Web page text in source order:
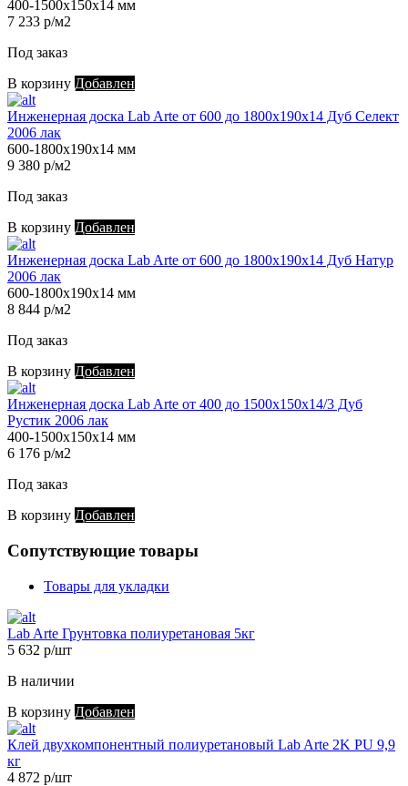
400-1500х150х14 мм
7 233 р/м2
Под заказ
В корзину Добавлен
Инженерная доска Lab Arte от 600 до 1800х190х14 Дуб Селект
2006 лак
600-1800х190х14 мм
9 380 р/м2
Под заказ
В корзину Добавлен
Инженерная доска Lab Arte от 600 до 1800х190х14 Дуб Натур
2006 лак
600-1800х190х14 мм
8 844 р/м2
Под заказ
В корзину Добавлен
Инженерная доска Lab Arte от 400 до 1500х150х14/3 Дуб
Рустик 2006 лак
400-1500х150х14 мм
6 176 р/м2
Под заказ
В корзину Добавлен
Сопутствующие товары
Товары для укладки
Lab Arte Грунтовка полиуретановая 5кг
5 632 р/шт
В наличии
В корзину Добавлен
Клей двухкомпонентный полиуретановый Lab Arte 2K PU 9,9
кг
4 872 р/шт